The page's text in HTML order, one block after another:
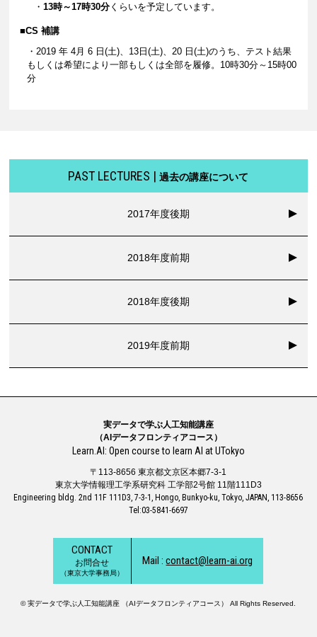
・13時～17時30分くらいを予定しています。
■CS 補講
・2019 年 4月 6 日(土)、13日(土)、20 日(土)のうち、テスト結果
もしくは希望により一部もしくは全部を履修。10時30分～15時00
分
PAST LECTURES |過去の講座について
2017年度後期
2018年度前期
2018年度後期
2019年度前期
実データで学ぶ人工知能講座
（AIデータフロンティアコース）
Learn.AI: Open course to learn AI at UTokyo
〒113-8656 東京都文京区本郷7-3-1
東京大学情報理工学系研究科 工学部2号館 11階111D3
Engineering bldg. 2nd 11F 111D3, 7-3-1, Hongo, Bunkyo-ku, Tokyo, JAPAN, 113-8656
Tel:03-5841-6697
CONTACT
お問合せ
（東京大学事務局）
Mail :contact@learn-ai.org
© 実データで学ぶ人工知能講座 （AIデータフロンティアコース） All Rights Reserved.